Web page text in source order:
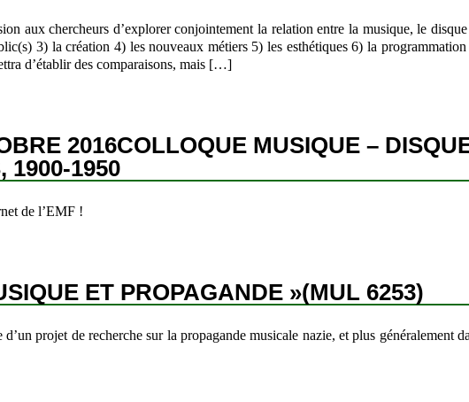
aux chercheurs d’explorer conjointement la relation entre la musique, le
3) la création 4) les nouveaux métiers 5) les esthétiques 6) la
d’établir des comparaisons, mais […]
2016COLLOQUE MUSIQUE –
1900-1950
de l’EMF !
ET PROPAGANDE »(MUL 6253)
d’un projet de recherche sur la propagande musicale nazie, et plus généralement